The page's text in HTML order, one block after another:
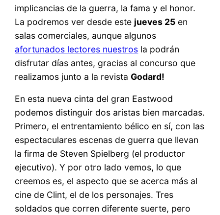
implicancias de la guerra, la fama y el honor.
La podremos ver desde este jueves 25 en
salas comerciales, aunque algunos
afortunados lectores nuestros la podrán
disfrutar días antes, gracias al concurso que
realizamos junto a la revista Godard!
En esta nueva cinta del gran Eastwood
podemos distinguir dos aristas bien marcadas.
Primero, el entrentamiento bélico en sí, con las
espectaculares escenas de guerra que llevan
la firma de Steven Spielberg (el productor
ejecutivo). Y por otro lado vemos, lo que
creemos es, el aspecto que se acerca más al
cine de Clint, el de los personajes. Tres
soldados que corren diferente suerte, pero